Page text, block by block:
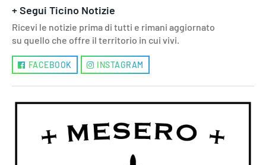
+ Segui Ticino Notizie
Ricevi le notizie prima di tutti e rimani aggiornato
su quello che offre il territorio in cui vivi.
FACEBOOK INSTAGRAM